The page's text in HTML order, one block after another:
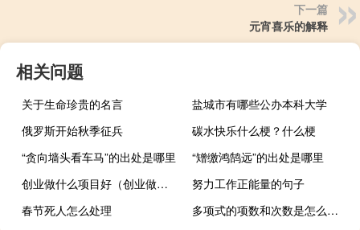
下一篇
元宵喜乐的解释
相关问题
关于生命珍贵的名言
盐城市有哪些公办本科大学
俄罗斯开始秋季征兵
碳水快乐什么梗？什么梗
“贪向墙头看车马”的出处是哪里
“矰缴鸿鹄远”的出处是哪里
创业做什么项目好（创业做什么）
努力工作正能量的句子
春节死人怎么处理
多项式的项数和次数是怎么规定的（多项式的项）